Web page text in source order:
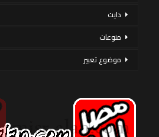
دايت
منوعات
موضوع تعبير